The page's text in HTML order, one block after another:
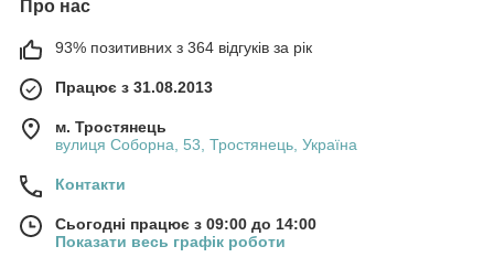
Про нас
93% позитивних з 364 відгуків за рік
Працює з 31.08.2013
м. Тростянець
вулиця Соборна, 53, Тростянець, Україна
Контакти
Сьогодні працює з 09:00 до 14:00
Показати весь графік роботи